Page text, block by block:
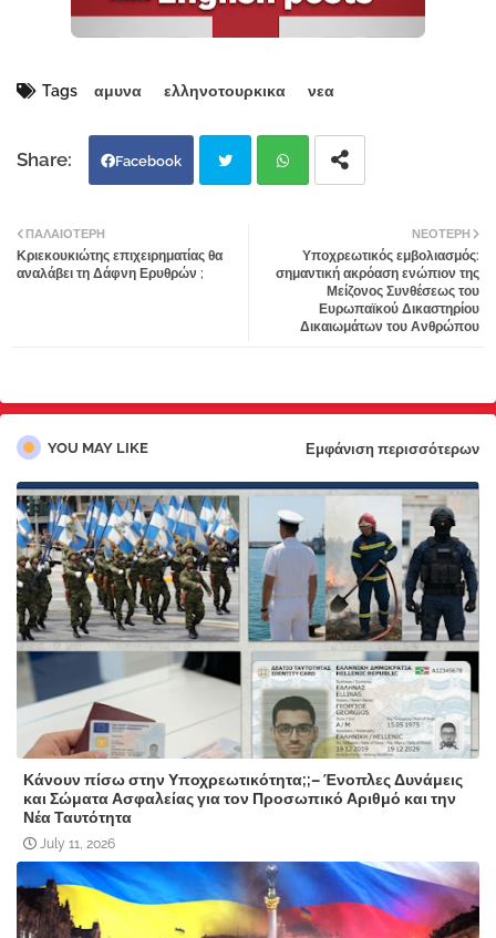
Tags αμυνα ελληνοτουρκικα νεα
Facebook
tter
ΝΕΌΤΕΡΗ
Υποχρεωτικός εμβολιασμός:
σημαντική ακρόαση ενώπιον της
Μείζονος Συνθέσεως του
Ευρωπαϊκού Δικαστηρίου
Δικαιωμάτων του Ανθρώπου
ΠΑΛΑΙΌΤΕΡΗ
Κριεκουκιώτης επιχειρηματίας θα
αναλάβει τη Δάφνη Ερυθρών ;
YOU MAY LIKE Εμφάνιση περισσότερων
Κάνουν πίσω στην Υποχρεωτικότητα;;– Ένοπλες Δυνάμεις
και Σώματα Ασφαλείας για τον Προσωπικό Αριθμό και την
Νέα Ταυτότητα
July 11, 2026